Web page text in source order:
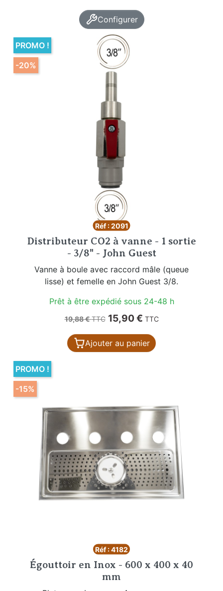
Configurer
Réf : 2091
Distributeur CO2 à vanne - 1 sortie
- 3/8" - John Guest
Vanne à boule avec raccord mâle (queue
lisse) et femelle en John Guest 3/8.
Prêt à être expédié sous 24-48 h
Prix de base
19,88 €TTC Prix
15,90 € TTC
Ajouter au panier
PROMO !
-20%
Réf : 4182
Égouttoir en Inox - 600 x 400 x 40
mm
PROMO !
-15%